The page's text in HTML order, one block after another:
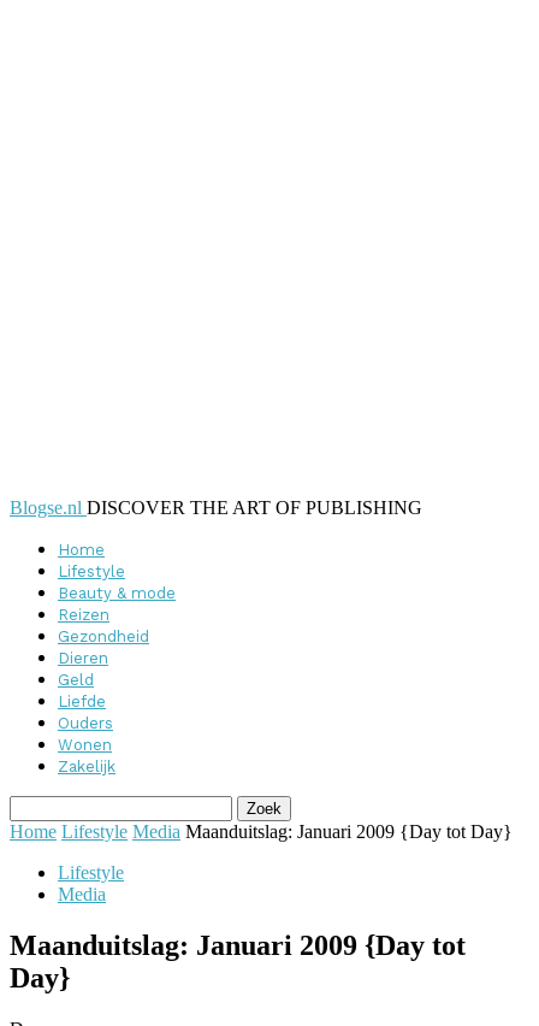
Blogse.nl DISCOVER THE ART OF PUBLISHING
Home
Lifestyle
Beauty & mode
Reizen
Gezondheid
Dieren
Geld
Liefde
Ouders
Wonen
Zakelijk
Home Lifestyle Media Maanduitslag: Januari 2009 {Day tot Day}
Lifestyle
Media
Maanduitslag: Januari 2009 {Day tot
Day}